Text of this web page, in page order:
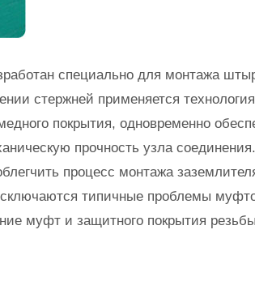
специально для монтажа
стержней применяется технология
покрытия, одновременно
прочность узла соединения.
процесс монтажа
типичные проблемы
муфт и защитного покрытия